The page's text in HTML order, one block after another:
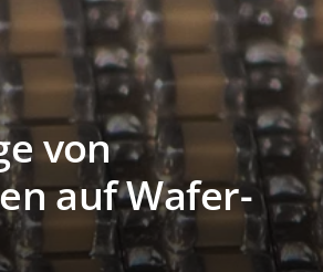
von
auf Wafer-